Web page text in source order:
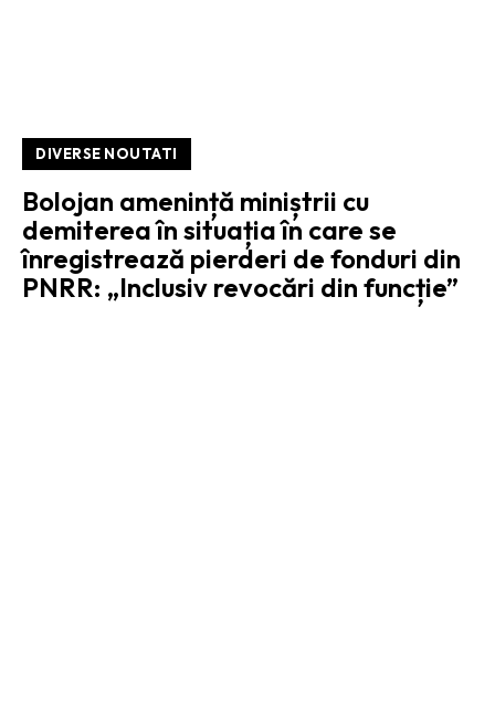
DIVERSE NOUTATI
Bolojan amenință miniștrii cu
demiterea în situația în care se
înregistrează pierderi de fonduri din
PNRR: „Inclusiv revocări din funcție”